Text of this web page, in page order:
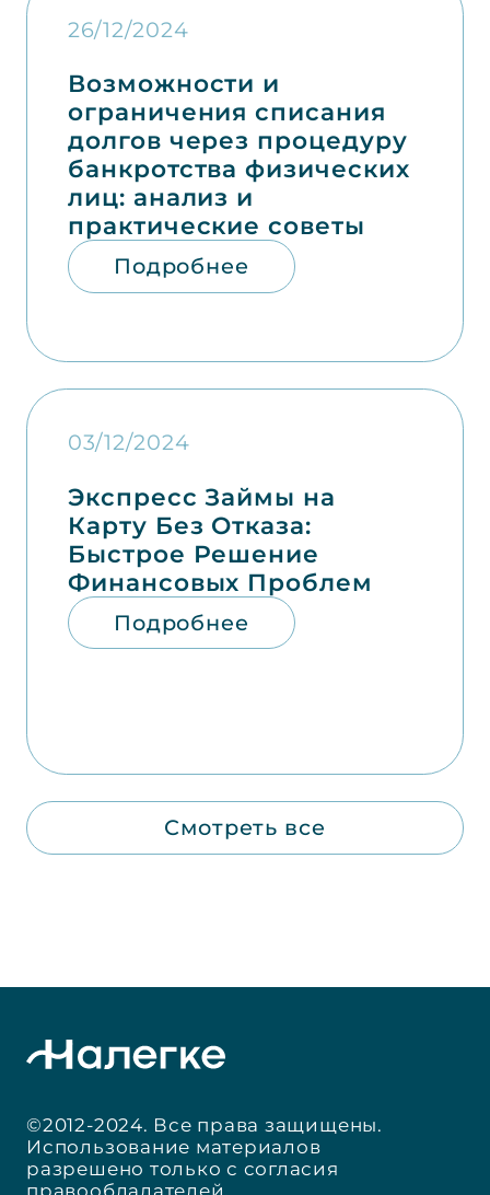
26/12/2024
Возможности и
ограничения списания
долгов через процедуру
банкротства физических
лиц: анализ и
практические советы
Подробнее
03/12/2024
Экспресс Займы на
Карту Без Отказа:
Быстрое Решение
Финансовых Проблем
Подробнее
Смотреть все
©2012-2024. Все права защищены.
Использование материалов
разрешено только с согласия
правообладателей.